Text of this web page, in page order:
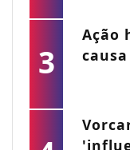
3
Ação